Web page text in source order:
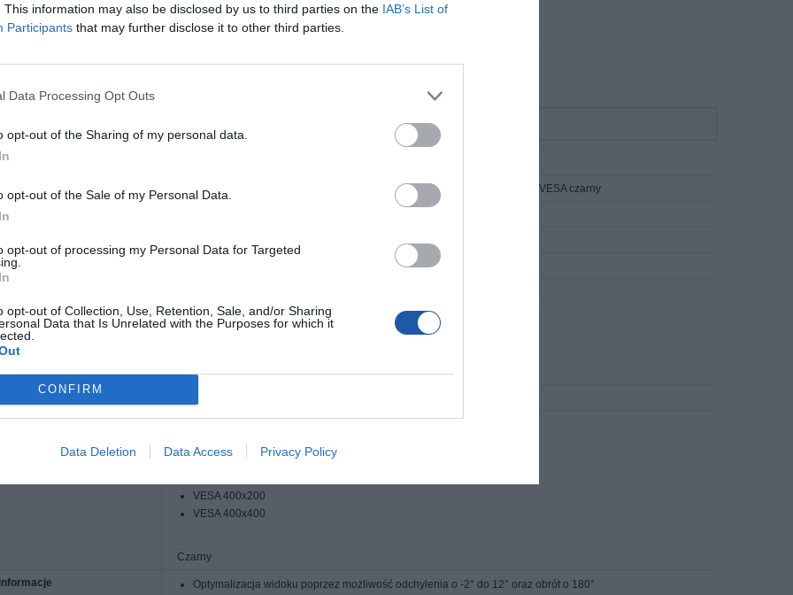
This information may also be disclosed by us to third parties on the IAB’s List of
Participants that may further disclose it to other third parties.
Data Processing Opt Outs
opt-out of the Sharing of my personal data.
opt-out of the Sale of my Personal Data.
opt-out of processing my Personal Data for Targeted
opt-out of Collection, Use, Retention, Sale, and/or Sharing
Data that Is Unrelated with the Purposes for which it
CONFIRM
Data Deletion Data Access Privacy Policy
Techly Uchwyt ścienny do TV LCD/LED/PDP dwuprzegubowy 23-55'' 45 kg VESA czarny
Montaż dużych monitorów LCD oraz monitorów plazmowych
VESA 200x100
VESA 200x200
VESA 400x200
VESA 400x400
Czarny
Optymalizacja widoku poprzez możliwość odchylenia o -2° do 12° oraz obrót o 180°